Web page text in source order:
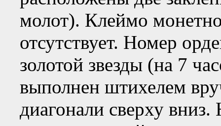
молот). Клеймо
отсутствует. Номер
золотой звезды (на 7
выполнен штихелем
диагонали сверху вниз.